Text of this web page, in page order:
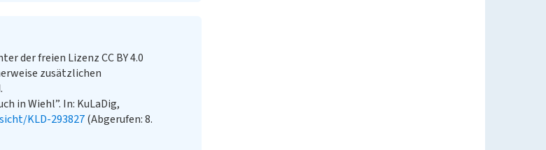
der freien Lizenz CC BY 4.0
zusätzlichen
in Wiehl”. In: KuLaDig,
KLD-293827(Abgerufen: 8.